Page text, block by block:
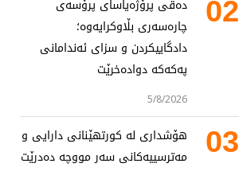
02
دەقی پرۆژەیاسای پرۆسەی
چارەسەری بڵاوکرایەوە؛
دادگاییکردن و سزای ئەندامانی
پەکەکە دوادەخرێت
5/8/2026
03
هۆشداری لە کورتهێنانی دارایی و
مەترسییەکانی سەر مووچە دەدرێت